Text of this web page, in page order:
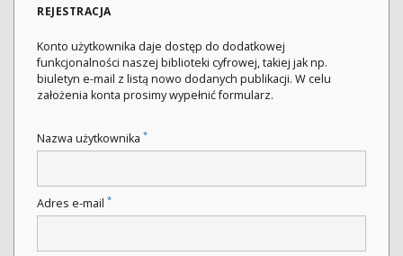
REJESTRACJA
Konto użytkownika daje dostęp do dodatkowej
funkcjonalności naszej biblioteki cyfrowej, takiej jak np.
biuletyn e-mail z listą nowo dodanych publikacji. W celu
założenia konta prosimy wypełnić formularz.
Nazwa użytkownika *
Adres e-mail *